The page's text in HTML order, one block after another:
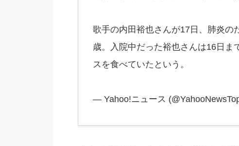
歌手の内田裕也さんが17日、肺炎の
歳。入院中だった裕也さんは16日ま
スを食べていたという。
— Yahoo!ニュース